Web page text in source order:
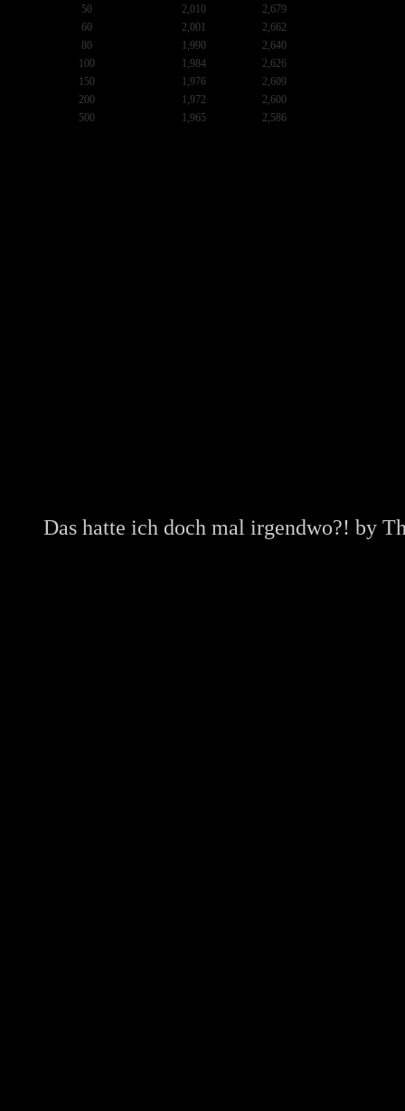
50
2,010
2,679
60
2,001
2,662
80
1,990
2,640
100
1,984
2,626
150
1,976
2,609
200
1,972
2,600
500
1,965 2,586
Das hatte ich doch mal irgendwo?! by